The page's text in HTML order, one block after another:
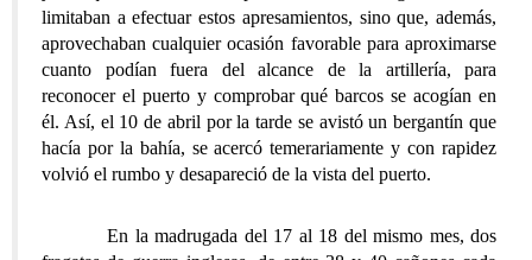
limitaban a efectuar estos apresamientos, sino que, además,
aprovechaban cualquier ocasión favorable para aproximarse
cuanto podían fuera del alcance de la artillería, para
reconocer el puerto y comprobar qué barcos se acogían en
él. Así, el 10 de abril por la tarde se avistó un bergantín que
hacía por la bahía, se acercó temerariamente y con rapidez
volvió el rumbo y desapareció de la vista del puerto.
En la madrugada del 17 al 18 del mismo mes, dos